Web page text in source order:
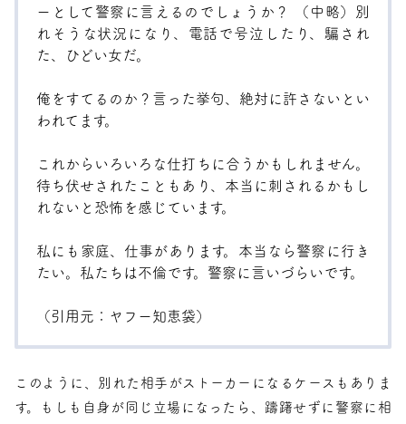
ーとして警察に言えるのでしょうか？ （中略）別
れそうな状況になり、電話で号泣したり、騙され
た、ひどい女だ。
俺をすてるのか？言った挙句、絶対に許さないとい
われてます。
これからいろいろな仕打ちに合うかもしれません。
待ち伏せされたこともあり、本当に刺されるかもし
れないと恐怖を感じています。
私にも家庭、仕事があります。本当なら警察に行き
たい。私たちは不倫です。警察に言いづらいです。
（引用元： ヤフー知恵袋）
このように、別れた相手がストーカーになるケースもありま
す。もしも自身が同じ立場になったら、躊躇せずに警察に相